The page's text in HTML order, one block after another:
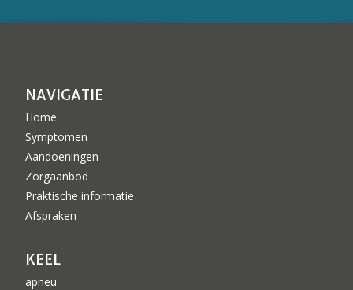
NAVIGATIE
Home
Symptomen
Aandoeningen
Zorgaanbod
Praktische informatie
Afspraken
KEEL
apneu